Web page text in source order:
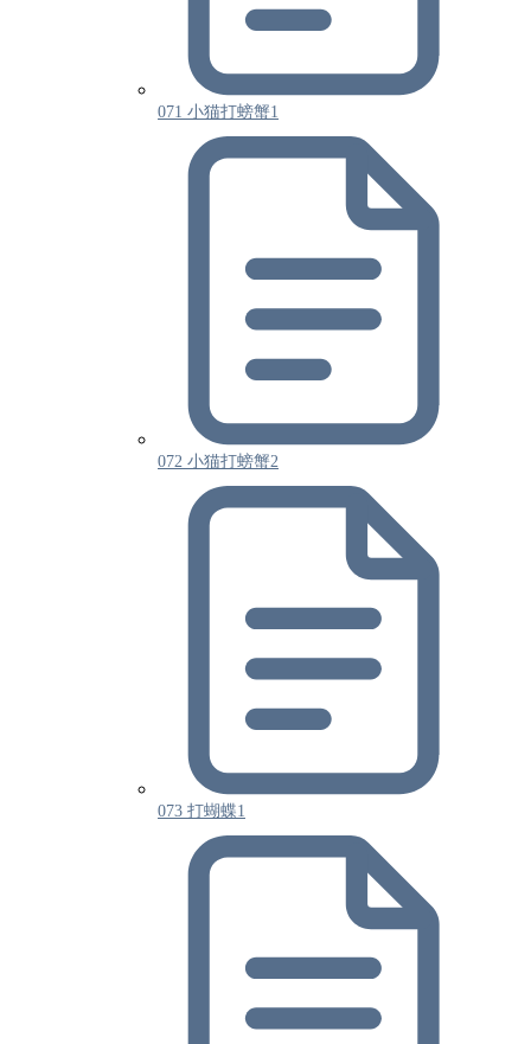
071 小猫打螃蟹1
072 小猫打螃蟹2
073 打蝴蝶1